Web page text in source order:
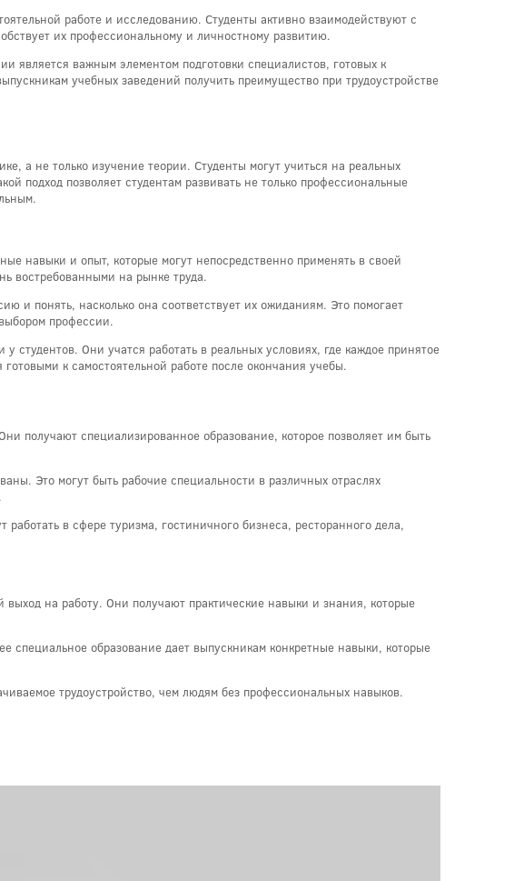
работе и исследованию. Студенты активно взаимодействуют с
их профессиональному и личностному развитию.
является важным элементом подготовки специалистов, готовых к
учебных заведений получить преимущество при трудоустройстве
а не только изучение теории. Студенты могут учиться на реальных
подход позволяет студентам развивать не только профессиональные
навыки и опыт, которые могут непосредственно применять в своей
востребованными на рынке труда.
и понять, насколько она соответствует их ожиданиям. Это помогает
профессии.
студентов. Они учатся работать в реальных условиях, где каждое принятое
к самостоятельной работе после окончания учебы.
получают специализированное образование, которое позволяет им быть
Это могут быть рабочие специальности в различных отраслях
в сфере туризма, гостиничного бизнеса, ресторанного дела,
на работу. Они получают практические навыки и знания, которые
специальное образование дает выпускникам конкретные навыки, которые
трудоустройство, чем людям без профессиональных навыков.